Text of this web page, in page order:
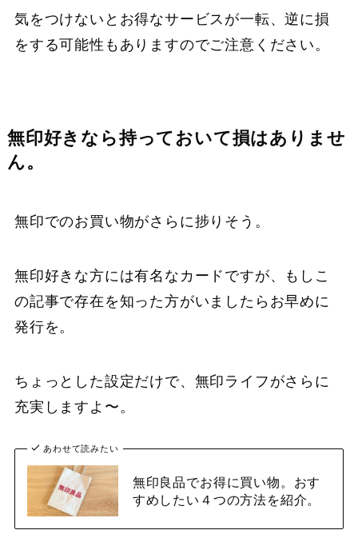
気をつけないとお得なサービスが一転、逆に損
をする可能性もありますのでご注意ください。
無印好きなら持っておいて損はありませ
ん。
無印でのお買い物がさらに捗りそう。
無印好きな方には有名なカードですが、もしこ
の記事で存在を知った方がいましたらお早めに
発行を。
ちょっとした設定だけで、無印ライフがさらに
充実しますよ〜。
あわせて読みたい
無印良品でお得に買い物。おす
すめしたい４つの方法を紹介。